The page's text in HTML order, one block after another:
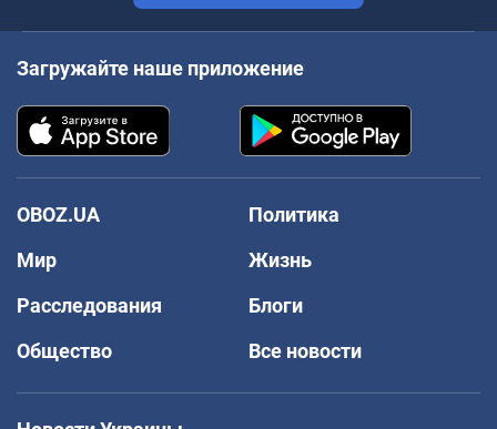
Загружайте наше приложение
OBOZ.UA
Политика
Мир
Жизнь
Расследования
Блоги
Общество
Все новости